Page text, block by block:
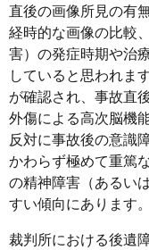
直後の画像所見の有
経時的な画像の比較
害）の発症時期や治
していると思われま
が確認され、事故直
外傷による高次脳機
反対に事故後の意識
かわらず極めて重篤
の精神障害（あるい
すい傾向にあります。
裁判所における後遺